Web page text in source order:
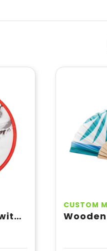
Foldable frisbee with pouch
CUSTOM